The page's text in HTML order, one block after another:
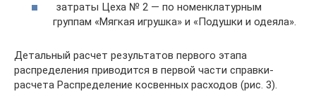
затраты Цеха № 2 — по номенклатурным
группам «Мягкая игрушка» и «Подушки и одеяла».
Детальный расчет результатов первого этапа
распределения приводится в первой части справки-
расчета Распределение косвенных расходов (рис. 3).